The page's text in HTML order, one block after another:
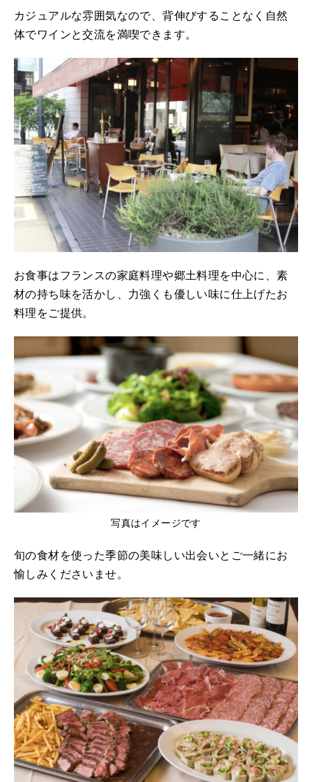
カジュアルな雰囲気なので、背伸びすることなく自然
体でワインと交流を満喫できます。
お食事はフランスの家庭料理や郷土料理を中心に、素
材の持ち味を活かし、力強くも優しい味に仕上げたお
料理をご提供。
写真はイメージです
旬の食材を使った季節の美味しい出会いとご一緒にお
愉しみくださいませ。